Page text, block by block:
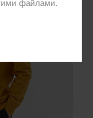
файлами.